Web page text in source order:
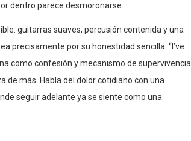
dentro parece desmoronarse.
guitarras suaves, percusión contenida y una
precisamente por su honestidad sencilla. “I’ve
como confesión y mecanismo de supervivencia
más. Habla del dolor cotidiano con una
seguir adelante ya se siente como una